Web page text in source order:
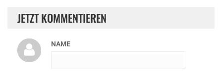
JETZT KOMMENTIEREN
NAME